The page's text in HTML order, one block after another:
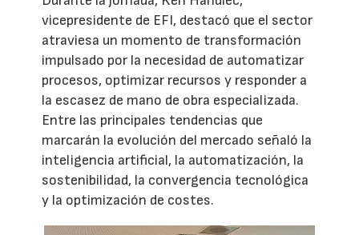
vicepresidente de EFI, destacó que el sector
atraviesa un momento de transformación
impulsado por la necesidad de automatizar
procesos, optimizar recursos y responder a
la escasez de mano de obra especializada.
Entre las principales tendencias que
marcarán la evolución del mercado señaló la
inteligencia artificial, la automatización, la
sostenibilidad, la convergencia tecnológica
y la optimización de costes.